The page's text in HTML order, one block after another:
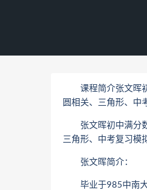
课程简介张文晖初
圆相关、三角形、中
张文晖初中满分数
三角形、中考复习模
张文晖简介：
毕业于985中南大